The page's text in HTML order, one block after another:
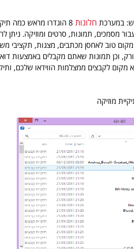
במערכת חלונות
מסמכים, תמונות, סרטים ומוזיקה. ניתן
טוב לאחסן מכתבים, מצגות, תקציבי
וכן תמונות שאתם מקבלים באמצעות
מקום לקבצים ממצלמות הווידאו שלכם,
מוזיקה